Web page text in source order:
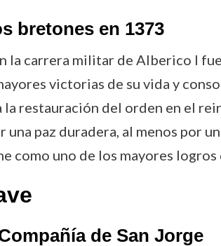
bretones en 1373
la carrera militar de Alberico I
victorias de su vida y
la restauración del orden en el
una paz duradera, al menos por
como uno de los mayores
de San Jorge